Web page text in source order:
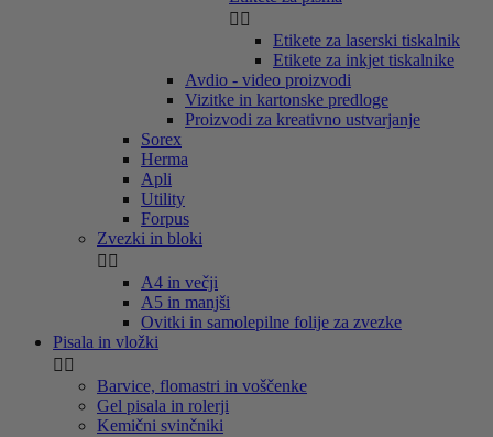
 
Etikete za laserski tiskalnik
Etikete za inkjet tiskalnike
Avdio - video proizvodi
Vizitke in kartonske predloge
Proizvodi za kreativno ustvarjanje
Sorex
Herma
Apli
Utility
Forpus
Zvezki in bloki
 
A4 in večji
A5 in manjši
Ovitki in samolepilne folije za zvezke
Pisala in vložki
 
Barvice, flomastri in voščenke
Gel pisala in rolerji
Kemični svinčniki